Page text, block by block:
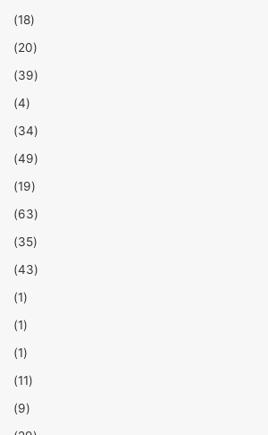
(18)
(20)
(39)
(4)
(34)
(49)
(19)
(63)
(35)
(43)
(1)
(1)
(1)
(11)
(9)